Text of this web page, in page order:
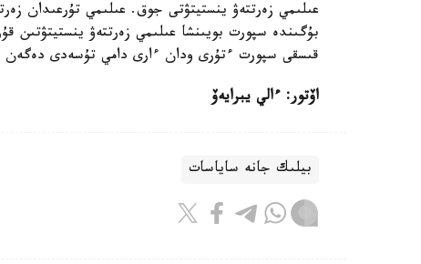
عىلىمي زەرتتەۋ ينستيتۋتى جوق. عىلىمي تۇرعىدان
بۇگىندە سپورت بويىنشا عىلىمي زەرتتەۋ ينستيتۋتىن
قىسقى سپورت ءتۇرى ودان ءارى دامي تۇسەدى
اۆتور: ءالي يبرايەۆ
بيلىك جانە ساياسات